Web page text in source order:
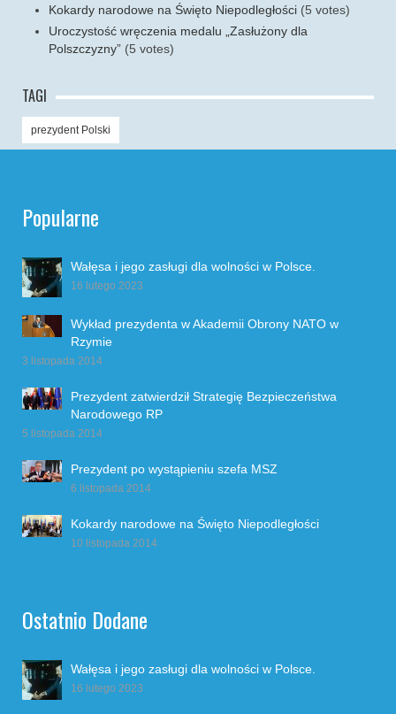
Kokardy narodowe na Święto Niepodległości (5 votes)
Uroczystość wręczenia medalu „Zasłużony dla
Polszczyzny” (5 votes)
TAGI
prezydent Polski
Popularne
Wałęsa i jego zasługi dla wolności w Polsce.
16 lutego 2023
Wykład prezydenta w Akademii Obrony NATO w
Rzymie
3 listopada 2014
Prezydent zatwierdził Strategię Bezpieczeństwa
Narodowego RP
5 listopada 2014
Prezydent po wystąpieniu szefa MSZ
6 listopada 2014
Kokardy narodowe na Święto Niepodległości
10 listopada 2014
Ostatnio Dodane
Wałęsa i jego zasługi dla wolności w Polsce.
16 lutego 2023